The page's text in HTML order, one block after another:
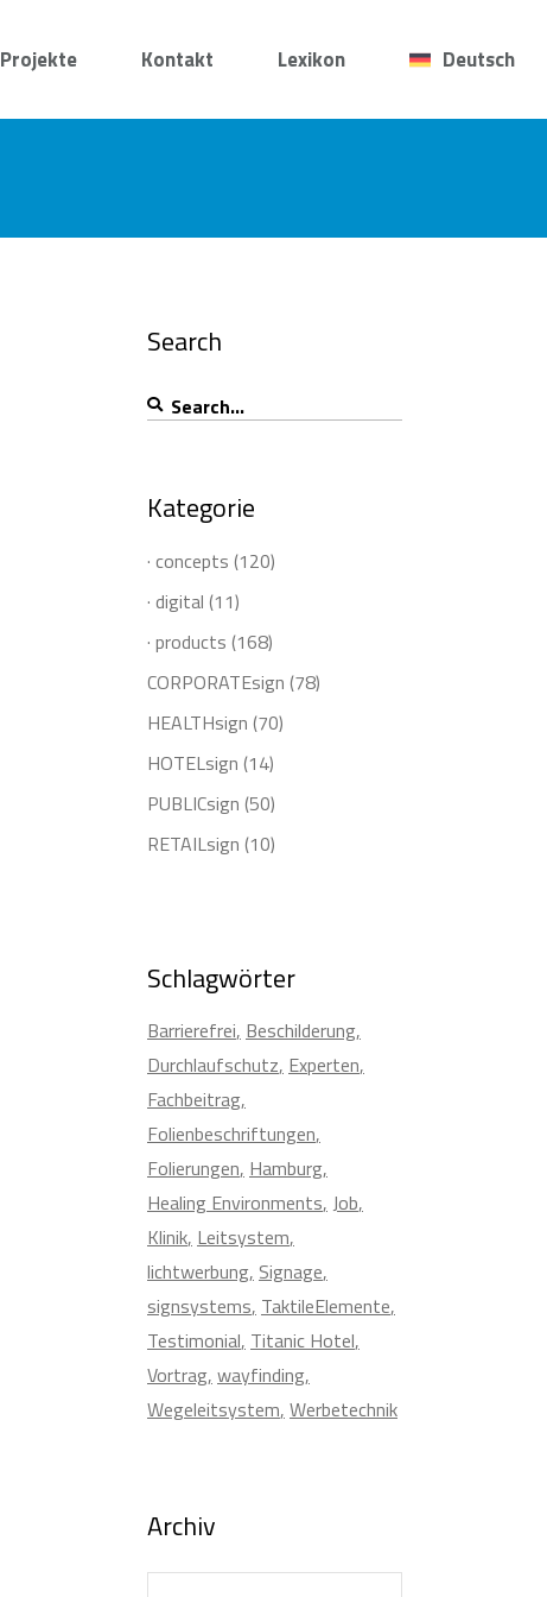
Projekte Kontakt Lexikon Deutsch
Search
Search
for:
Kategorie
· concepts (120)
· digital (11)
· products (168)
CORPORATEsign (78)
HEALTHsign (70)
HOTELsign (14)
PUBLICsign (50)
RETAILsign (10)
Schlagwörter
Barrierefrei Beschilderung
Durchlaufschutz Experten
Fachbeitrag
Folienbeschriftungen
Folierungen Hamburg
Healing Environments Job
Klinik Leitsystem
lichtwerbung Signage
signsystems TaktileElemente
Testimonial Titanic Hotel
Vortrag wayfinding
Wegeleitsystem Werbetechnik
Archiv